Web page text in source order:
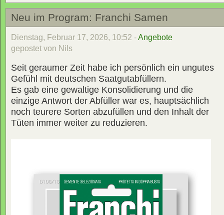
Neu im Program: Franchi Samen
Dienstag, Februar 17, 2026, 10:52 -Angebote
gepostet von Nils
Seit geraumer Zeit habe ich persönlich ein ungutes
Gefühl mit deutschen Saatgutabfüllern.
Es gab eine gewaltige Konsolidierung und die
einzige Antwort der Abfüller war es, hauptsächlich
noch teurere Sorten abzufüllen und den Inhalt der
Tüten immer weiter zu reduzieren.